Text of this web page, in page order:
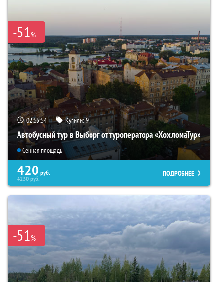
-51%
02:55:53 Купили:9
Автобусный тур в Выборг от туроператора «ХохломаТур»
Сенная площадь
420 руб.
4230руб.
ПОДРОБНЕЕ
-51%